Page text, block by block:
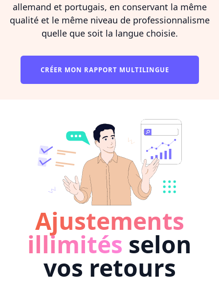
allemand et portugais, en conservant la même
qualité et le même niveau de professionnalisme
quelle que soit la langue choisie.
CRÉER MON RAPPORT MULTILINGUE
Ajustements
illimités selon
vos retours